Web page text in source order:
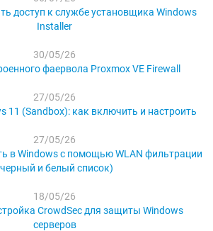
доступ к службе установщика Windows
Installer
30/05/26
фаервола Proxmox VE Firewall
27/05/26
11 (Sandbox): как включить и настроить
27/05/26
в Windows с помощью WLAN фильтрации
и белый список)
18/05/26
CrowdSec для защиты Windows
серверов